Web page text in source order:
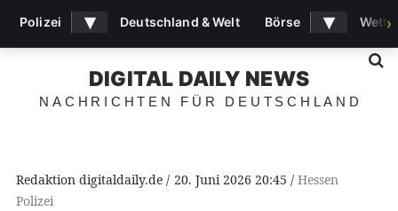
DIGITAL DAILY NEWS
NACHRICHTEN FÜR DEUTSCHLAND
Redaktion digitaldaily.de 20. Juni 2026 20:45
Hessen
Polizei
Polizei ▾ Deutschland & Welt Börse ▾ ›